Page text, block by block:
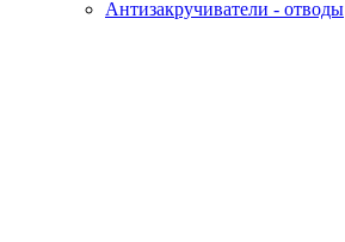
Антизакручиватели - отводы